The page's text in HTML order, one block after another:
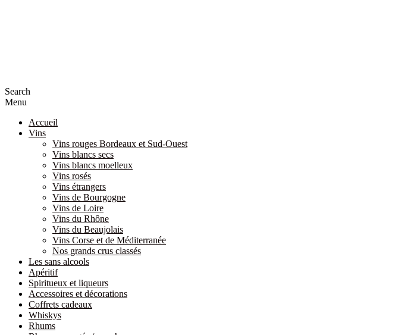
Search
Menu
Accueil
Vins
Vins rouges Bordeaux et Sud-Ouest
Vins blancs secs
Vins blancs moelleux
Vins rosés
Vins étrangers
Vins de Bourgogne
Vins de Loire
Vins du Rhône
Vins du Beaujolais
Vins Corse et de Méditerranée
Nos grands crus classés
Les sans alcools
Apéritif
Spiritueux et liqueurs
Accessoires et décorations
Coffrets cadeaux
Whiskys
Rhums